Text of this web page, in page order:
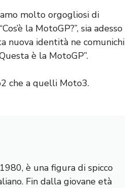
molto orgogliosi di
la MotoGP?”, sia adesso
nuova identità ne comunichi
è la MotoGP”.
che a quelli Moto3.
è una figura di spicco
Fin dalla giovane età